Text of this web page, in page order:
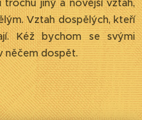
trochu jiný a novější vztah,
Vztah dospělých, kteří
Kéž bychom se svými
něčem dospět.